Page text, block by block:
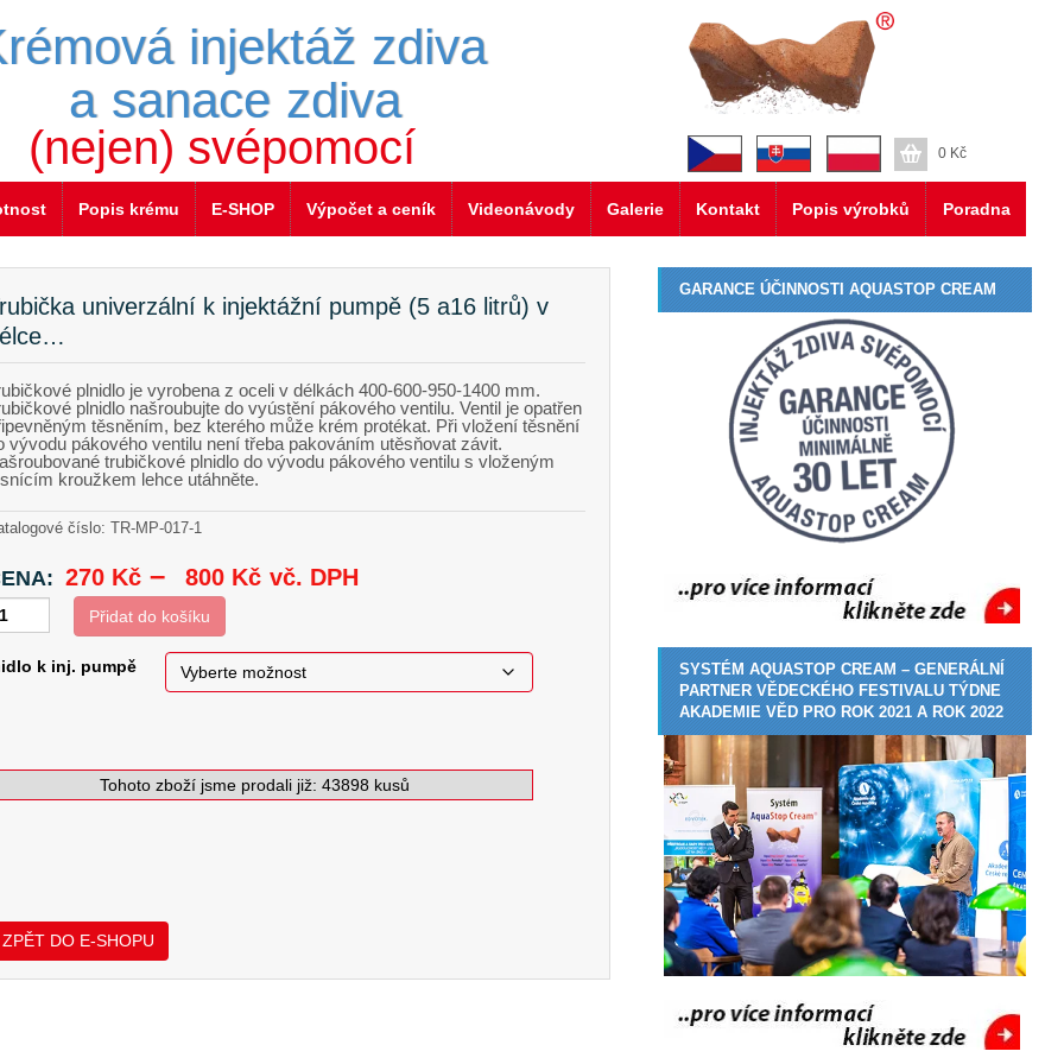
Popis krému E-SHOP Výpočet a ceník Videonávody Galerie Kontakt Popis výrobků Poradna
injektáž zdiva
(nejen) svépomocí
a sanace zdiva
0 Kč
univerzální k injektážní pumpě (5 a16 litrů) v
plnidlo je vyrobena z oceli v délkách 400-600-950-1400 mm.
plnidlo našroubujte do vyústění pákového ventilu. Ventil je opatřen
těsněním, bez kterého může krém protékat. Při vložení těsnění
vývodu pákového ventilu není třeba pakováním utěsňovat závit.
trubičkové plnidlo do vývodu pákového ventilu s vloženým
kroužkem lehce utáhněte.
číslo: TR-MP-017-1
270 Kč – 800 KčRozpětí
270 Kč
až
vč. DPH
k inj. pumpě
Tohoto zboží jsme prodali již: 43898 kusů
Přidat do košíku
DO E-SHOPU
GARANCE ÚČINNOSTI AQUASTOP CREAM
SYSTÉM AQUASTOP CREAM – GENERÁLNÍ
PARTNER VĚDECKÉHO FESTIVALU TÝDNE
AKADEMIE VĚD PRO ROK 2021 A ROK 2022